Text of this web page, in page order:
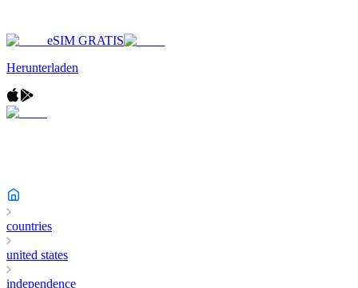
eSIM GRATIS
Herunterladen
countries
united states
independence